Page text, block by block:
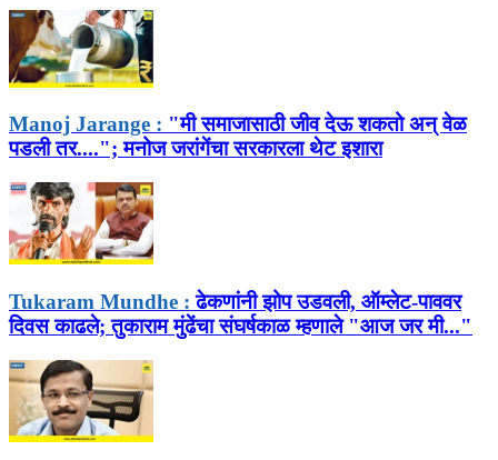
Manoj Jarange : "मी समाजासाठी जीव देऊ शकतो अन् वेळ
पडली तर...."; मनोज जरांगेंचा सरकारला थेट इशारा
Tukaram Mundhe : ढेकणांनी झोप उडवली, ऑम्लेट-पाववर
दिवस काढले; तुकाराम मुंढेंचा संघर्षकाळ म्हणाले "आज जर मी..."